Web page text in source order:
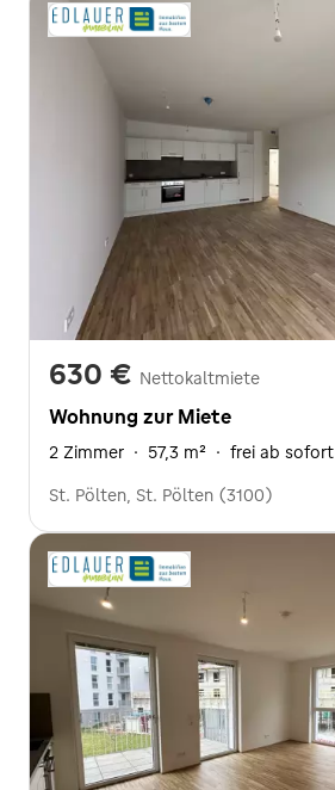
630 € Nettokaltmiete
Wohnung zur Miete
2 Zimmer · 57,3 m² · frei ab sofort
St. Pölten, St. Pölten (3100)